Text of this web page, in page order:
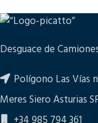
Desguace de
Polígono Las Vías
Meres Siero Asturias